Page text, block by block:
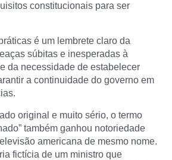
constitucionais para ser
é um lembrete claro da
súbitas e inesperadas à
da necessidade de estabelecer
a continuidade do governo em
original e muito sério, o termo
também ganhou notoriedade
americana de mesmo nome.
fictícia de um ministro que